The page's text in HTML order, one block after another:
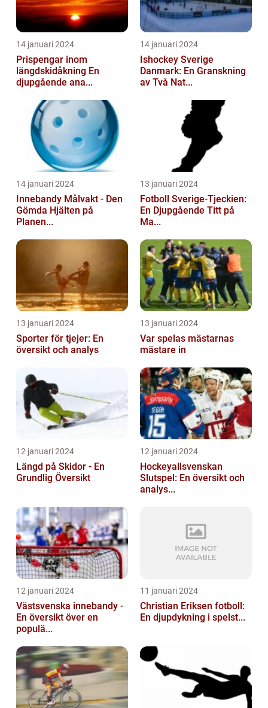
14 januari 2024
Prispengar inom
längdskidåkning En
djupgående ana...
14 januari 2024
Ishockey Sverige
Danmark: En Granskning
av Två Nat...
14 januari 2024
Innebandy Målvakt - Den
Gömda Hjälten på
Planen...
13 januari 2024
Fotboll Sverige-Tjeckien:
En Djupgående Titt på
Ma...
13 januari 2024
Sporter för tjejer: En
översikt och analys
13 januari 2024
Var spelas mästarnas
mästare in
12 januari 2024
Längd på Skidor - En
Grundlig Översikt
12 januari 2024
Hockeyallsvenskan
Slutspel: En översikt och
analys...
12 januari 2024
Västsvenska innebandy -
En översikt över en
populä...
11 januari 2024
Christian Eriksen fotboll:
En djupdykning i spelst...